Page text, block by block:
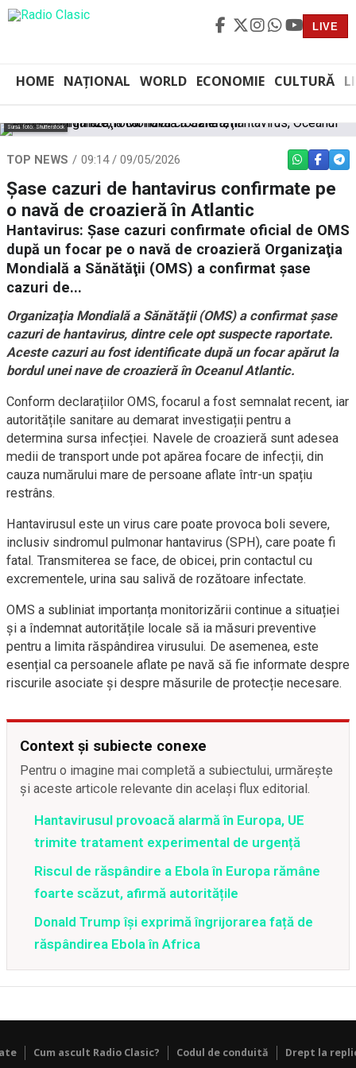
LIVE
HOME NAȚIONAL WORLD ECONOMIE CULTURĂ
Sursă foto: Shutterstock
TOP NEWS 09:14 / 09/05/2026 WHATSAPP
Şase cazuri de hantavirus confirmate pe
o navă de croazieră în Atlantic
Hantavirus: Şase cazuri confirmate oficial de OMS
după un focar pe o navă de croazieră Organizaţia
Mondială a Sănătăţii (OMS) a confirmat şase
cazuri de...
Organizaţia Mondială a Sănătăţii (OMS) a confirmat şase
cazuri de hantavirus, dintre cele opt suspecte raportate.
Aceste cazuri au fost identificate după un focar apărut la
bordul unei nave de croazieră în Oceanul Atlantic.
Conform declarațiilor OMS, focarul a fost semnalat recent, iar
autoritățile sanitare au demarat investigații pentru a
determina sursa infecției. Navele de croazieră sunt adesea
medii de transport unde pot apărea focare de infecții, din
cauza numărului mare de persoane aflate într-un spațiu
restrâns.
Hantavirusul este un virus care poate provoca boli severe,
inclusiv sindromul pulmonar hantavirus (SPH), care poate fi
fatal. Transmiterea se face, de obicei, prin contactul cu
excrementele, urina sau salivă de rozătoare infectate.
OMS a subliniat importanța monitorizării continue a situației
și a îndemnat autoritățile locale să ia măsuri preventive
pentru a limita răspândirea virusului. De asemenea, este
esențial ca persoanele aflate pe navă să fie informate despre
riscurile asociate și despre măsurile de protecție necesare.
Context și subiecte conexe
Pentru o imagine mai completă a subiectului, urmărește
și aceste articole relevante din același flux editorial.
Hantavirusul provoacă alarmă în Europa, UE
trimite tratament experimental de urgență
Riscul de răspândire a Ebola în Europa rămâne
foarte scăzut, afirmă autoritățile
Donald Trump își exprimă îngrijorarea față de
răspândirea Ebola în Africa
Cum ascult Radio Clasic? Codul de conduită Drept la